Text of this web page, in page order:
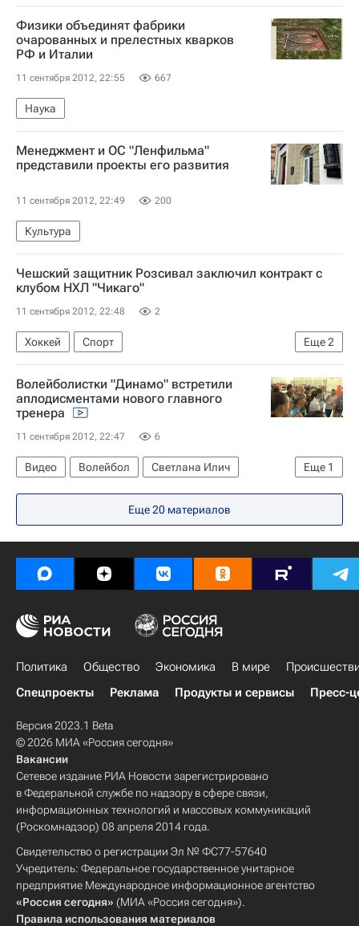
Сборная России обыграла Израиль в рамках отбора к ЧМ-2014 по футболу
Израиль
Александр Кержаков
Александр Кокорин
Виктор Файзулин
Сборная России по футболу
Физики объединят фабрики
очарованных и прелестных кварков
РФ и Италии
11 сентября 2012, 22:55 667
Наука
Менеджмент и ОС "Ленфильма"
представили проекты его развития
11 сентября 2012, 22:49 200
Культура
Чешский защитник Розсивал заключил контракт с
клубом НХЛ "Чикаго"
11 сентября 2012, 22:48 2
Еще2
Хоккей
Спорт
Национальная хоккейная лига (НХЛ)
Чикаго Блэкхокс
Волейболистки "Динамо" встретили
аплодисментами нового главного
тренера
11 сентября 2012, 22:47 6
Еще 1
Видео Волейбол
Светлана Илич
Динамо (Москва, ж)
Еще 20 материалов
Политика Общество Экономика В мире
Спецпроекты
Реклама Продукты и сервисы Пресс-
Версия 2023.1 Beta
© 2026 МИА «Россия сегодня»
Вакансии
Сетевое издание РИА Новости зарегистрировано
в Федеральной службе по надзору в сфере связи,
информационных технологий и массовых коммуникаций
(Роскомнадзор) 08 апреля 2014 года.
Свидетельство о регистрации Эл № ФС77-57640
Учредитель: Федеральное государственное унитарное
предприятие Международное информационное агентство
«Россия сегодня» (МИА «Россия сегодня»).
Правила использования материалов